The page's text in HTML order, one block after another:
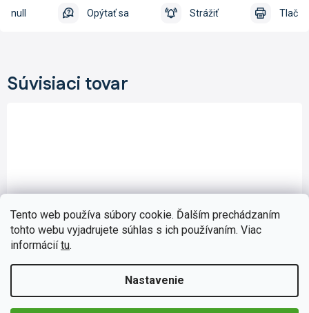
Tento web používa súbory cookie. Ďalším prechádzaním
tohto webu vyjadrujete súhlas s ich používaním. Viac
informáciítu.
Nastavenie
Tlač
Opýtať sa Strážiť
null
Súvisiaci tovar